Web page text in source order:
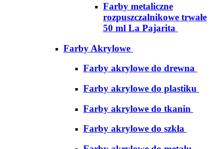
Farby metaliczne
rozpuszczalnikowe trwałe
50 ml La Pajarita
Farby Akrylowe
Farby akrylowe do drewna
Farby akrylowe do plastiku
Farby akrylowe do tkanin
Farby akrylowe do szkła